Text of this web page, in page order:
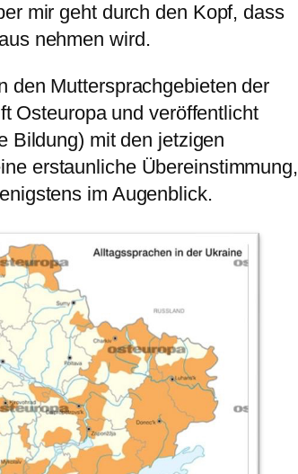
mir geht durch den Kopf, dass
nehmen wird.
den Muttersprachgebieten der
Osteuropa und veröffentlicht
Bildung) mit den jetzigen
erstaunliche Übereinstimmung,
im Augenblick.